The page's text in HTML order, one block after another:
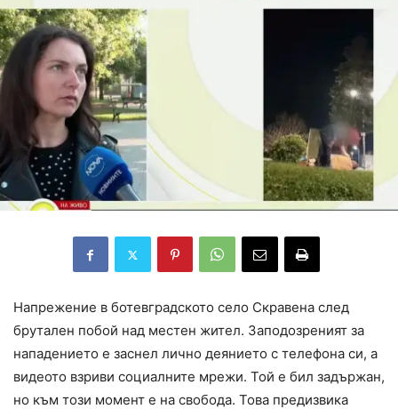
Напрежение в ботевградското село Скравена след
брутален побой над местен жител. Заподозреният за
нападението е заснел лично деянието с телефона си, а
видеото взриви социалните мрежи. Той е бил задържан,
но към този момент е на свобода. Това предизвика